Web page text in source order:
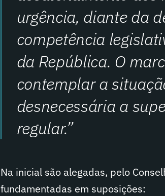
urgência, diante da
competência
da República. O
contemplar a
desnecessária a
regular.”
Na inicial são alegadas, pelo
fundamentadas em suposições: